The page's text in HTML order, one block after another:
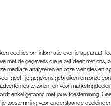
cookies om informatie over je apparaat,
met de gegevens die je zelf deelt met ons,
media te analyseren en onze websites en
geeft, je gegevens gebruiken om onze
te tonen, en voor
enkel getoond met jouw toestemming.
toestemming voor onderstaande